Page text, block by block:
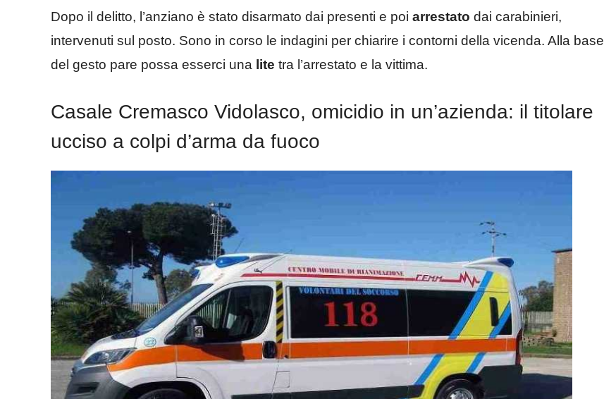
Dopo il delitto, l’anziano è stato disarmato dai presenti e poi arrestato dai carabinieri,
intervenuti sul posto. Sono in corso le indagini per chiarire i contorni della vicenda. Alla base
del gesto pare possa esserci una lite tra l’arrestato e la vittima.
Casale Cremasco Vidolasco, omicidio in un’azienda: il titolare
ucciso a colpi d’arma da fuoco